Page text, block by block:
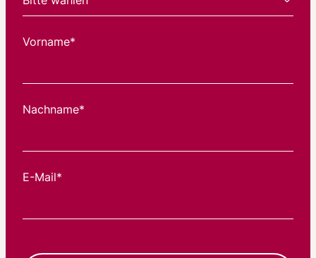
Vorname*
Nachname*
E-Mail*